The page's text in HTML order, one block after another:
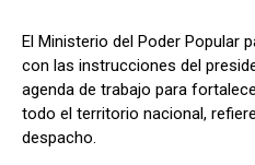
El Ministerio del Poder Popular
con las instrucciones del
agenda de trabajo para
todo el territorio nacional,
despacho.